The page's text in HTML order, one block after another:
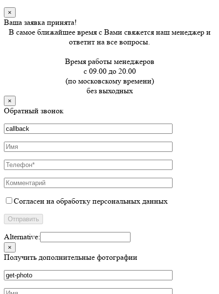
×
Ваша заявка принята!
В самое ближайшее время с Вами свяжется наш менеджер и
ответит на все вопросы.
Время работы менеджеров
с 09.00 до 20.00
(по московскому времени)
без выходных
×
Обратный звонок
Согласен на обработку персональных данных
Alternative:
×
Получить дополнительные фотографии